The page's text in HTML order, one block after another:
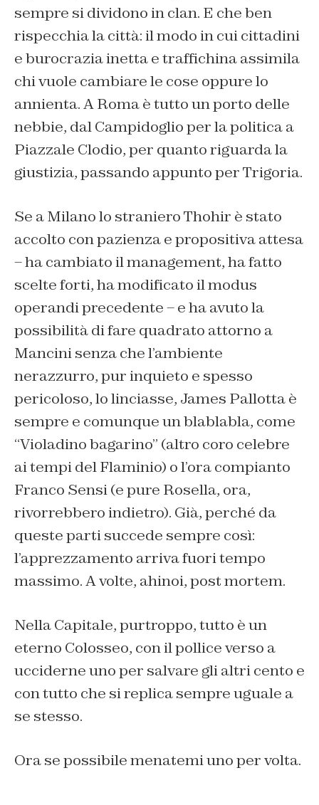
sempre si dividono in clan. E che ben
rispecchia la città: il modo in cui cittadini
e burocrazia inetta e traffichina assimila
chi vuole cambiare le cose oppure lo
annienta. A Roma è tutto un porto delle
nebbie, dal Campidoglio per la politica a
Piazzale Clodio, per quanto riguarda la
giustizia, passando appunto per Trigoria.
Se a Milano lo straniero Thohir è stato
accolto con pazienza e propositiva attesa
– ha cambiato il management, ha fatto
scelte forti, ha modificato il modus
operandi precedente – e ha avuto la
possibilità di fare quadrato attorno a
Mancini senza che l’ambiente
nerazzurro, pur inquieto e spesso
pericoloso, lo linciasse, James Pallotta è
sempre e comunque un blablabla, come
“Violadino bagarino” (altro coro celebre
ai tempi del Flaminio) o l’ora compianto
Franco Sensi (e pure Rosella, ora,
rivorrebbero indietro). Già, perché da
queste parti succede sempre così:
l’apprezzamento arriva fuori tempo
massimo. A volte, ahinoi, post mortem.
Nella Capitale, purtroppo, tutto è un
eterno Colosseo, con il pollice verso a
ucciderne uno per salvare gli altri cento e
con tutto che si replica sempre uguale a
se stesso.
Ora se possibile menatemi uno per volta.